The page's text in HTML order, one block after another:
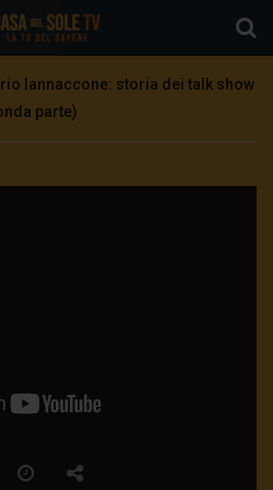
Iannaccone: storia dei talk show
parte)